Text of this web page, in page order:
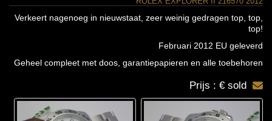
Verkeert nagenoeg in nieuwstaat, zeer weinig gedragen top, top,
top!
Februari 2012 EU geleverd
Geheel compleet met doos, garantiepapieren en alle toebehoren
Prijs : € sold